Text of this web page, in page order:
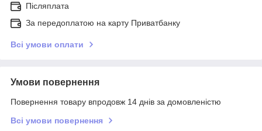
Післяплата
За передоплатою на карту Приватбанку
Всі умови оплати
Умови повернення
Повернення товару впродовж 14 днів за домовленістю
Всі умови повернення